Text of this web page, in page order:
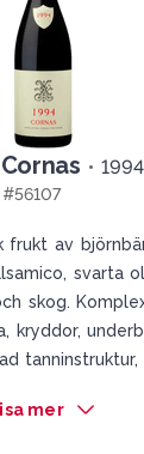
• 1994
#56107
av
svarta
skog.
kryddor,
tanninstruktur,
mer